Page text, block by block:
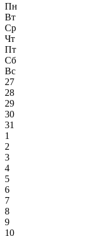
Пн
Вт
Ср
Чт
Пт
Сб
Вс
27
28
29
30
31
1
2
3
4
5
6
7
8
9
10